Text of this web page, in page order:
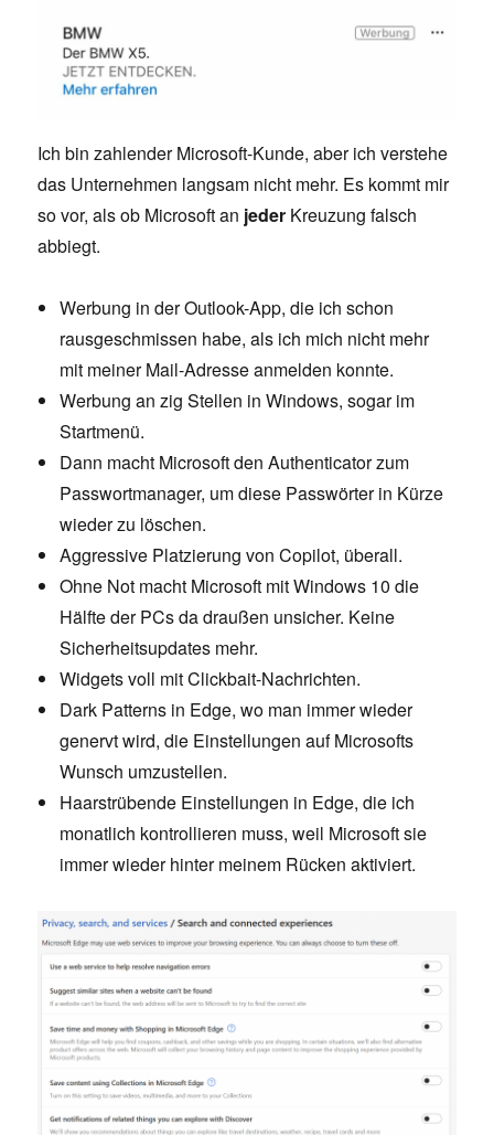
Ich bin zahlender Microsoft-Kunde, aber ich verstehe
das Unternehmen langsam nicht mehr. Es kommt mir
so vor, als ob Microsoft an jeder Kreuzung falsch
abbiegt.
Werbung in der Outlook-App, die ich schon
rausgeschmissen habe, als ich mich nicht mehr
mit meiner Mail-Adresse anmelden konnte.
Werbung an zig Stellen in Windows, sogar im
Startmenü.
Dann macht Microsoft den Authenticator zum
Passwortmanager, um diese Passwörter in Kürze
wieder zu löschen.
Aggressive Platzierung von Copilot, überall.
Ohne Not macht Microsoft mit Windows 10 die
Hälfte der PCs da draußen unsicher. Keine
Sicherheitsupdates mehr.
Widgets voll mit Clickbait-Nachrichten.
Dark Patterns in Edge, wo man immer wieder
genervt wird, die Einstellungen auf Microsofts
Wunsch umzustellen.
Haarstrübende Einstellungen in Edge, die ich
monatlich kontrollieren muss, weil Microsoft sie
immer wieder hinter meinem Rücken aktiviert.